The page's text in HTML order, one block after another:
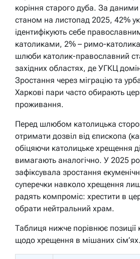
коріння старого дуба. За
станом на листопад 2025, 42%
ідентифікують себе
католиками, 2% – римо-
шлюби католик-православний
західних областях, де УГКЦ
Зростання через міграцію та
Харкові пари часто обирають
проживання.
Перед шлюбом католицька
отримати дозвіл від єпископа
обіцяючи католицьке хрещення
вимагають аналогічно. У 2025
зафіксувала зростання
суперечки навколо хрещення
радять компроміс: хрестити в
обрати нейтральний храм.
Таблиця нижче порівнює
щодо хрещення в мішаних сім’ях.